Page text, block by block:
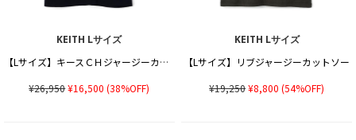
KEITH Lサイズ
【Lサイズ】キースＣＨジャージーカットソー
¥26,950¥16,500 (38%OFF)
KEITH Lサイズ
【Lサイズ】リブジャージーカットソー
¥19,250¥8,800 (54%OFF)